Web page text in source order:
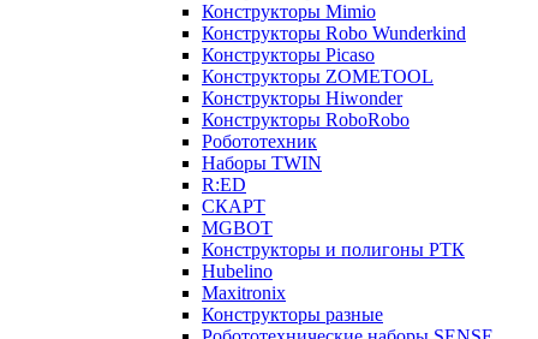
Конструкторы Mimio
Конструкторы Robo Wunderkind
Конструкторы Picaso
Конструкторы ZOMETOOL
Конструкторы Hiwonder
Конструкторы RoboRobo
Робототехник
Наборы TWIN
R:ED
СКАРТ
MGBOT
Конструкторы и полигоны РТК
Hubelino
Maxitronix
Конструкторы разные